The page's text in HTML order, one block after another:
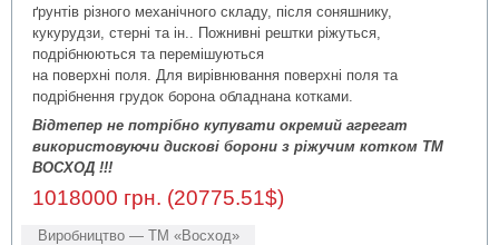
ґрунтів різного механічного складу, після соняшнику,
кукурудзи, стерні та ін.. Пожнивні рештки ріжуться,
подрібнюються та перемішуються
на поверхні поля. Для вирівнювання поверхні поля та
подрібнення грудок борона обладнана котками.
Відтепер не потрібно купувати окремий агрегат
використовуючи дискові борони з ріжучим котком ТМ
ВОСХОД !!!
1018000 грн. (20775.51$)
Виробництво — ТМ «Восход»